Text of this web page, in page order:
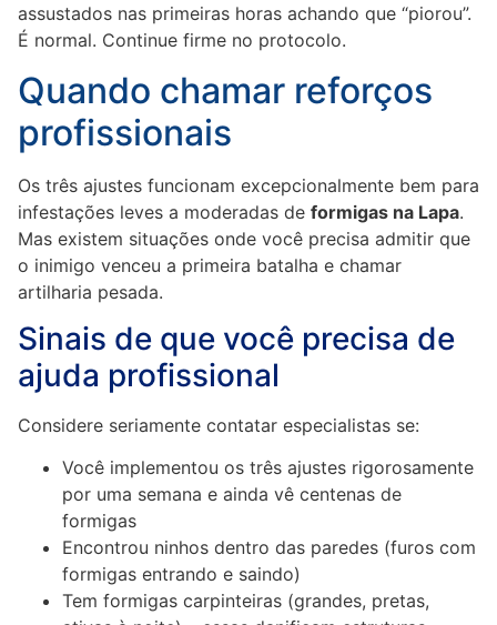
assustados nas primeiras horas achando que “piorou”.
É normal. Continue firme no protocolo.
Quando chamar reforços
profissionais
Os três ajustes funcionam excepcionalmente bem para
infestações leves a moderadas de formigas na Lapa.
Mas existem situações onde você precisa admitir que
o inimigo venceu a primeira batalha e chamar
artilharia pesada.
Sinais de que você precisa de
ajuda profissional
Considere seriamente contatar especialistas se:
Você implementou os três ajustes rigorosamente
por uma semana e ainda vê centenas de
formigas
Encontrou ninhos dentro das paredes (furos com
formigas entrando e saindo)
Tem formigas carpinteiras (grandes, pretas,